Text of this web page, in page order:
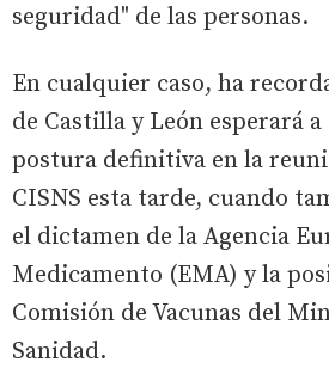
seguridad" de las personas.
En cualquier caso, ha
de Castilla y León esperará
postura definitiva en la
CISNS esta tarde, cuando
el dictamen de la Agencia
Medicamento (EMA) y la
Comisión de Vacunas del
Sanidad.